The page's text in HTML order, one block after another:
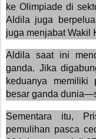
ke Olimpiade di
Aldila juga
juga menjabat Wakil
Aldila saat ini
ganda. Jika
keduanya memiliki
besar ganda
Sementara itu,
pemulihan pasca